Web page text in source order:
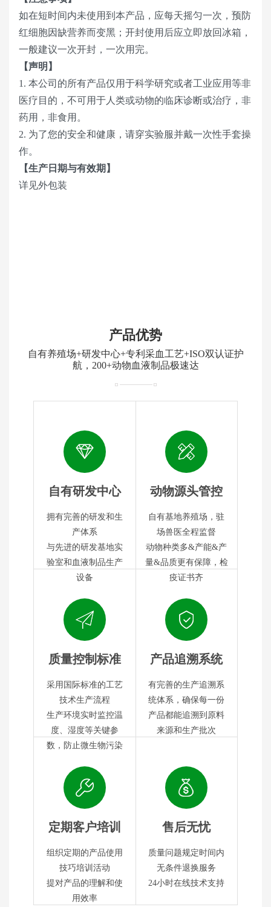
如在短时间内未使用到本产品，应每天摇匀一次，预防
红细胞因缺营养而变黑；开封使用后应立即放回冰箱，
一般建议一次开封，一次用完。
【声明】
1. 本公司的所有产品仅用于科学研究或者工业应用等非
医疗目的，不可用于人类或动物的临床诊断或治疗，非
药用，非食用。
2. 为了您的安全和健康，请穿实验服并戴一次性手套操
作。
【生产日期与有效期】
详见外包装
产品优势
自有养殖场+研发中心+专利采血工艺+ISO双认证护
航，200+动物血液制品极速达
自有研发中心
拥有完善的研发和生
产体系
与先进的研发基地实
验室和血液制品生产
设备
动物源头管控
自有基地养殖场，驻
场兽医全程监督
动物种类多&产能&产
量&品质更有保障，检
疫证书齐
质量控制标准
采用国际标准的工艺
技术生产流程
生产环境实时监控温
度、湿度等关键参
数，防止微生物污染
产品追溯系统
有完善的生产追溯系
统体系，确保每一份
产品都能追溯到原料
来源和生产批次
定期客户培训
组织定期的产品使用
技巧培训活动
提对产品的理解和使
用效率
售后无忧
质量问题规定时间内
无条件退换服务
24小时在线技术支持